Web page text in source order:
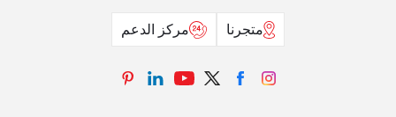
متجرنا مركز الدعم